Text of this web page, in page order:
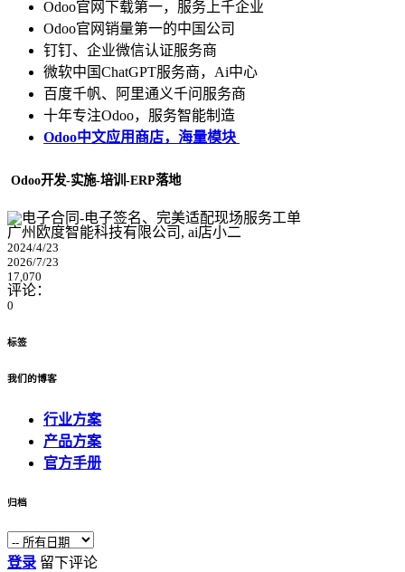
Odoo官网下载第一，服务上千企业
Odoo官网销量第一的中国公司
钉钉、企业微信认证服务商
微软中国ChatGPT服务商，Ai中心
百度千帆、阿里通义千问服务商
十年专注Odoo，服务智能制造
Odoo中文应用商店，海量模块
Odoo开发-实施-培训-ERP落地
广州欧度智能科技有限公司, ai店小二
2024/4/23
2026/7/23
17,070
评论：
0
标签
我们的博客
行业方案
产品方案
官方手册
归档
登录 留下评论